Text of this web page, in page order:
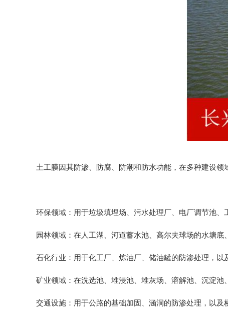
土工膜因其防渗、防腐、防潮和防水功能，在多种建设领
环保领域：用于垃圾填埋场、污水处理厂、电厂调节池
园林领域：在人工湖、河道蓄水池、高尔夫球场的水塘
石化行业：用于化工厂、炼油厂、储油罐的防渗处理，以
矿业领域：在洗选池、堆浸池、堆灰场、溶解池、沉淀池
交通设施：用于公路的基础加固、涵洞的防渗处理，以及